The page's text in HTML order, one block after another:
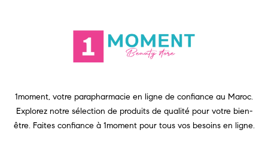
1moment, votre parapharmacie en ligne de confiance au Maroc.
Explorez notre sélection de produits de qualité pour votre bien-
être. Faites confiance à 1moment pour tous vos besoins en ligne.